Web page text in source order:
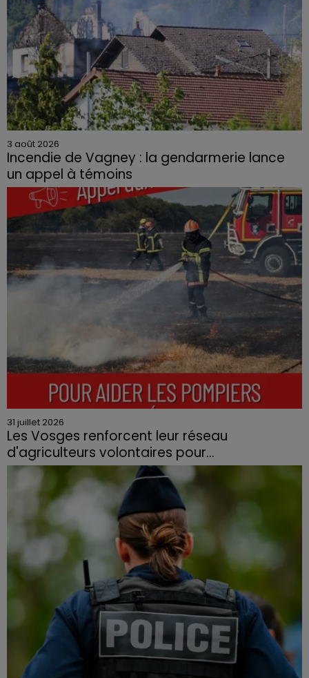
3 août 2026
Incendie de Vagney : la gendarmerie lance
un appel à témoins
Le feu, parti d'une haie avant de se propager au
quartier résidentiel, avait détruit deux habitations et
contraint à l'évacuation d'une centaine de personnes.
31 juillet 2026
Les Vosges renforcent leur réseau
d'agriculteurs volontaires pour...
Face à la sécheresse et aux risques de départs de feu,
la Chambre d'agriculture des Vosges a lancé un appel
aux agriculteurs volontaires pour venir en aide...